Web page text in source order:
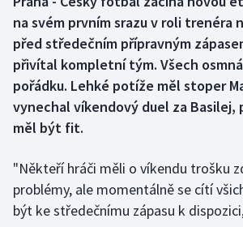
Box
Curling
Dostihy
Florbal
Futsal
Golf
na svém prvním srazu v roli trenéra
před středečním přípravným
přivítal kompletní tým. Všech
pořádku. Lehké potíže měl stoper
vynechal víkendový duel za Basilej,
měl být fit.
"Někteří hráči měli o víkendu trošku
problémy, ale momentálně se cítí
být ke středečnímu zápasu k